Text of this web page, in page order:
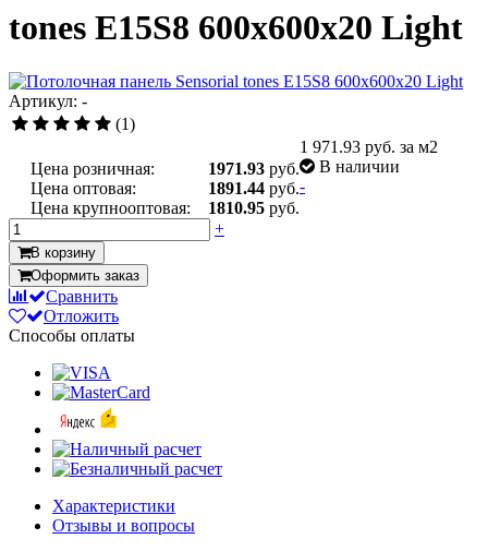
tones E15S8 600x600x20 Light
Артикул: -
(1)
Цена розничная: 1971.93 руб.
Цена оптовая:
1891.44 руб.
Цена крупнооптовая:
1810.95 руб.
1 971.93 руб. за м2
В наличии
-
+
В корзину
Оформить заказ
Сравнить
Отложить
Способы оплаты
Характеристики
Отзывы и вопросы